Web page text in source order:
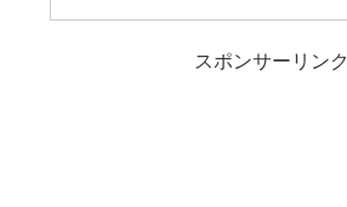
スポンサーリンク